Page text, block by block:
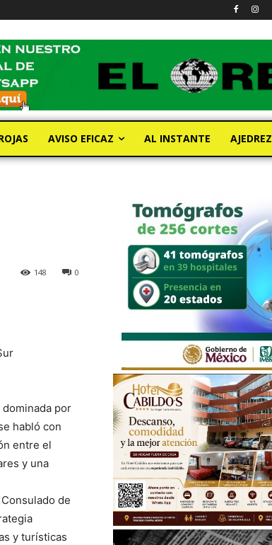
AVISO EFICAZ AL INSTANTE AJEDREZ
0
148
por
habló con
entre el
y una
de
y turísticas